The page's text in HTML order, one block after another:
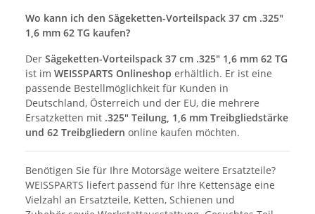
Wo kann ich den Sägeketten-Vorteilspack 37 cm .325"
1,6 mm 62 TG kaufen?
Der Sägeketten-Vorteilspack 37 cm .325" 1,6 mm 62 TG
ist im WEISSPARTS Onlineshop erhältlich. Er ist eine
passende Bestellmöglichkeit für Kunden in
Deutschland, Österreich und der EU, die mehrere
Ersatzketten mit .325" Teilung, 1,6 mm Treibgliedstärke
und 62 Treibgliedern online kaufen möchten.
Benötigen Sie für Ihre Motorsäge weitere Ersatzteile?
WEISSPARTS liefert passend für Ihre Kettensäge eine
Vielzahl an Ersatzteile, Ketten, Schienen und